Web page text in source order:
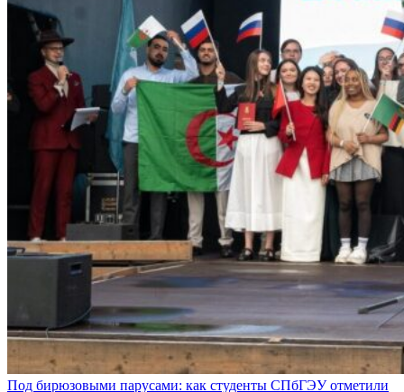
Под бирюзовыми парусами: как студенты СПбГЭУ отметили